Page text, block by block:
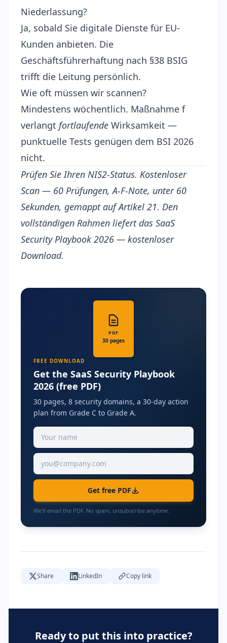
Niederlassung?
Ja, sobald Sie digitale Dienste für EU-
Kunden anbieten. Die
Geschäftsführerhaftung nach §38 BSIG
trifft die Leitung persönlich.
Wie oft müssen wir scannen?
Mindestens wöchentlich. Maßnahme f
verlangt fortlaufende Wirksamkeit —
punktuelle Tests genügen dem BSI 2026
nicht.
Prüfen Sie Ihren NIS2-Status. Kostenloser
Scan — 60 Prüfungen, A-F-Note, unter 60
Sekunden, gemappt auf Artikel 21. Den
vollständigen Rahmen liefert das SaaS
Security Playbook 2026 — kostenloser
Download.
PDF
30 pages
FREE DOWNLOAD
Get the SaaS Security Playbook
2026 (free PDF)
30 pages, 8 security domains, a 30-day action
plan from Grade C to Grade A.
Get free PDF
We'll email the PDF. No spam, unsubscribe anytime.
Share LinkedIn Copy link
Ready to put this into practice?